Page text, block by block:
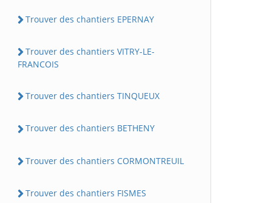
Trouver des chantiers EPERNAY
Trouver des chantiers VITRY-LE-
FRANCOIS
Trouver des chantiers TINQUEUX
Trouver des chantiers BETHENY
Trouver des chantiers CORMONTREUIL
Trouver des chantiers FISMES